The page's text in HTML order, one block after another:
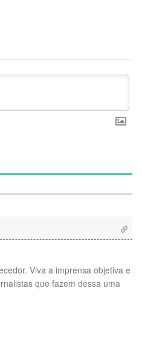
Viva a imprensa objetiva e
que fazem dessa uma